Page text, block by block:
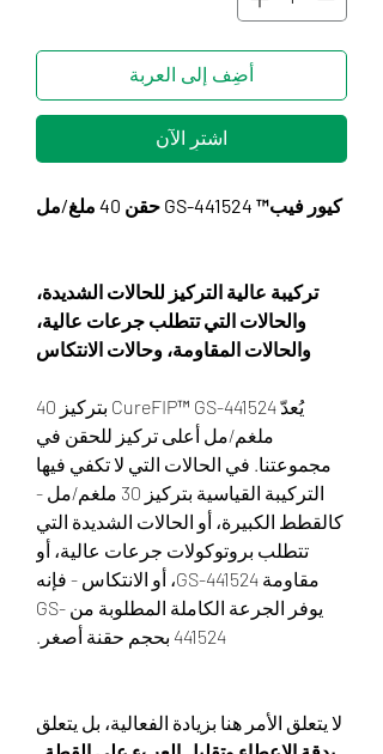
أضِف إلى العربة
اشترِ الآن
كيور فيب™ GS-441524 حقن 40 ملغ/مل
تركيبة عالية التركيز للحالات الشديدة،
والحالات التي تتطلب جرعات عالية،
والحالات المقاومة، وحالات الانتكاس
يُعدّ CureFIP™ GS-441524 بتركيز 40
ملغم/مل أعلى تركيز للحقن في
مجموعتنا. في الحالات التي لا تكفي فيها
التركيبة القياسية بتركيز 30 ملغم/مل -
كالقطط الكبيرة، أو الحالات الشديدة التي
تتطلب بروتوكولات جرعات عالية، أو
مقاومة GS-441524، أو الانتكاس - فإنه
يوفر الجرعة الكاملة المطلوبة من GS-
441524 بحجم حقنة أصغر.
لا يتعلق الأمر هنا بزيادة الفعالية، بل يتعلق